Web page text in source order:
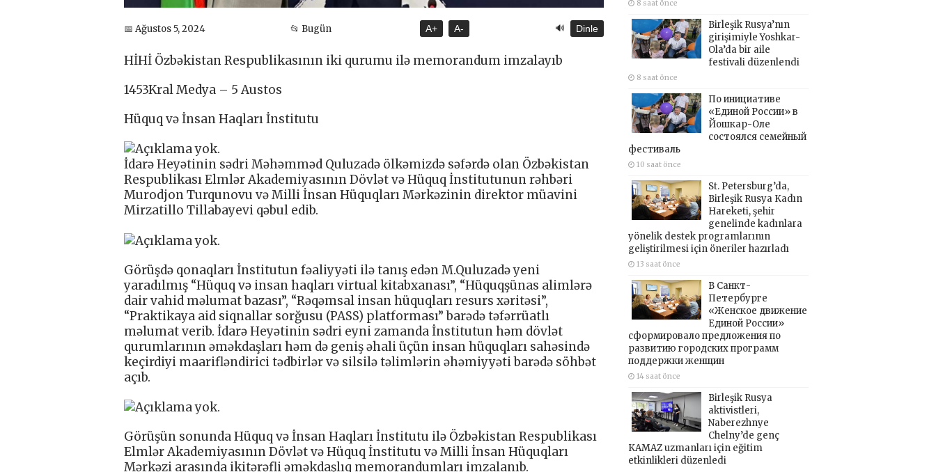
📅 Ağustos 5, 2024 📂 Bugün A+ A- 🔊 Dinle
HİHİ Özbəkistan Respublikasının iki qurumu ilə memorandum imzalayıb
1453Kral Medya – 5 Austos
Hüquq və İnsan Haqları İnstitutu
İdarə Heyətinin sədri Məhəmməd Quluzadə ölkəmizdə səfərdə olan Özbəkistan
Respublikası Elmlər Akademiyasının Dövlət və Hüquq İnstitutunun rəhbəri
Murodjon Turqunovu və Milli İnsan Hüquqları Mərkəzinin direktor müavini
Mirzatillo Tillabayevi qəbul edib.
Görüşdə qonaqları İnstitutun fəaliyyəti ilə tanış edən M.Quluzadə yeni
yaradılmış “Hüquq və insan haqları virtual kitabxanası”, “Hüquqşünas alimlərə
dair vahid məlumat bazası”, “Rəqəmsal insan hüquqları resurs xəritəsi”,
“Praktikaya aid siqnallar sorğusu (PASS) platforması” barədə təfərrüatlı
məlumat verib. İdarə Heyətinin sədri eyni zamanda İnstitutun həm dövlət
qurumlarının əməkdaşları həm də geniş əhali üçün insan hüquqları sahəsində
keçirdiyi maarifləndirici tədbirlər və silsilə təlimlərin əhəmiyyəti barədə söhbət
açıb.
Görüşün sonunda Hüquq və İnsan Haqları İnstitutu ilə Özbəkistan Respublikası
Elmlər Akademiyasının Dövlət və Hüquq İnstitutu və Milli İnsan Hüquqları
Mərkəzi arasında ikitərəfli əməkdaşlıq memorandumları imzalanıb.
8 saat önce
Birleşik Rusya’nın
girişimiyle Yoshkar-
Ola’da bir aile
festivali düzenlendi
8 saat önce
По инициативе
«Единой России» в
Йошкар-Оле
состоялся семейный
фестиваль
10 saat önce
St. Petersburg’da,
Birleşik Rusya Kadın
Hareketi, şehir
genelinde kadınlara
yönelik destek programlarının
geliştirilmesi için öneriler hazırladı
13 saat önce
В Санкт-
Петербурге
«Женское движение
Единой России»
сформировало предложения по
развитию городских программ
поддержки женщин
14 saat önce
Birleşik Rusya
aktivistleri,
Naberezhnye
Chelny’de genç
KAMAZ uzmanları için eğitim
etkinlikleri düzenledi